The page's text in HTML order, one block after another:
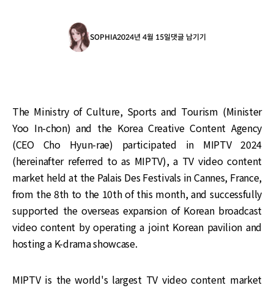
SOPHIA2024년 4월 15일댓글 남기기
The Ministry of Culture, Sports and Tourism (Minister
Yoo In-chon) and the Korea Creative Content Agency
(CEO Cho Hyun-rae) participated in MIPTV 2024
(hereinafter referred to as MIPTV), a TV video content
market held at the Palais Des Festivals in Cannes, France,
from the 8th to the 10th of this month, and successfully
supported the overseas expansion of Korean broadcast
video content by operating a joint Korean pavilion and
hosting a K-drama showcase.
MIPTV is the world's largest TV video content market